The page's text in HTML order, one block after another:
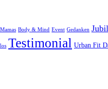
Body & Mind Event Gedanken
Testimonial Urban Fit